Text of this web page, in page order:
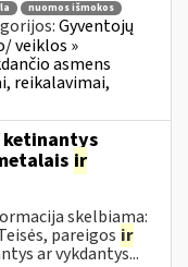
nuomos išmokos
Gyventojų
veiklos »
asmens
reikalavimai,
ir
skelbiama:
pareigos ir
ar vykdantys...